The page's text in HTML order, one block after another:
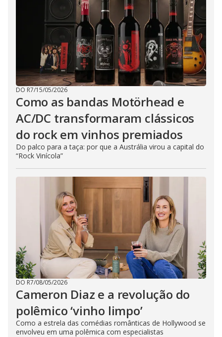
DO R7/15/05/2026
Como as bandas Motörhead e
AC/DC transformaram clássicos
do rock em vinhos premiados
Do palco para a taça: por que a Austrália virou a capital do
“Rock Vinícola”
DO R7/08/05/2026
Cameron Diaz e a revolução do
polêmico ‘vinho limpo’
Como a estrela das comédias românticas de Hollywood se
envolveu em uma polêmica com especialistas